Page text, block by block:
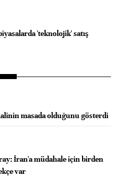
'teknolojik' satış
masada olduğunu gösterdi
İran'a müdahale için birden
var